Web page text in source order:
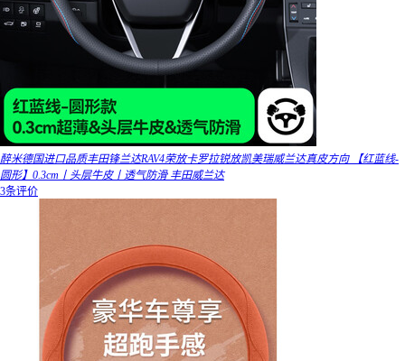
醉米德国进口品质丰田锋兰达RAV4荣放卡罗拉锐放凯美瑞威兰达真皮方向 【红蓝线-
圆形】0.3cm丨头层牛皮丨透气防滑 丰田威兰达
3条评价